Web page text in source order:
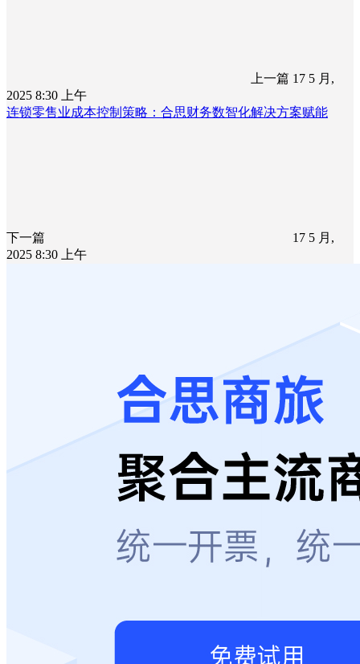
上一篇 17 5 月,
2025 8:30 上午
连锁零售业成本控制策略：合思财务数智化解决方案赋能
下一篇
17 5 月,
2025 8:30 上午